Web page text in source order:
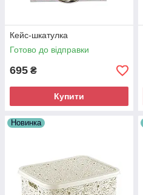
Кейс-шкатулка
Готово до відправки
695 ₴
Купити
Новинка